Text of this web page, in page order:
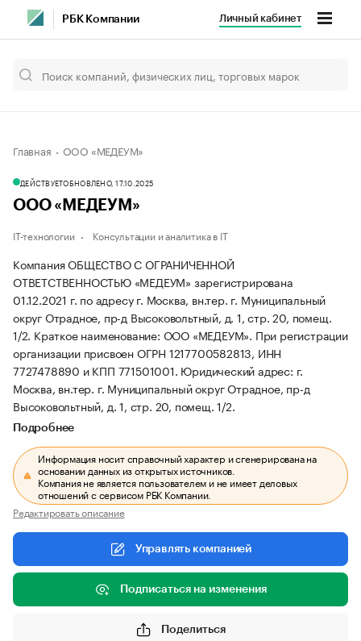
РБК Компании Личный кабинет
Главная ООО «МЕДЕУМ»
ДЕЙСТВУЕТОБНОВЛЕНО, 17.10.2025
ООО «МЕДЕУМ»
IT-технологии Консультации и аналитика в IT
Компания ОБЩЕСТВО С ОГРАНИЧЕННОЙ
ОТВЕТСТВЕННОСТЬЮ «МЕДЕУМ» зарегистрирована
01.12.2021 г. по адресу г. Москва, вн.тер. г. Муниципальный
округ Отрадное, пр-д Высоковольтный, д. 1, стр. 20, помещ.
1/2. Краткое наименование: ООО «МЕДЕУМ». При регистрации
организации присвоен ОГРН 1217700582813, ИНН
7727478890 и КПП 771501001. Юридический адрес: г.
Москва, вн.тер. г. Муниципальный округ Отрадное, пр-д
Высоковольтный, д. 1, стр. 20, помещ. 1/2.
Подробнее
Информация носит справочный характер и сгенерирована на
основании данных из открытых источников.
Компания не является пользователем и не имеет деловых
отношений с сервисом РБК Компании.
Редактировать описание
Управлять компанией
Подписаться на изменения
Поделиться